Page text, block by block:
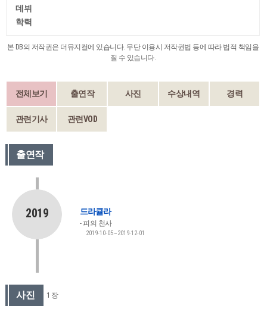
데뷔
학력
본 DB의 저작권은 더뮤지컬에 있습니다. 무단 이용시 저작권법 등에 따라 법적 책임을
질 수 있습니다.
전체보기 출연작 사진 수상내역 경력
관련기사 관련VOD
출연작
2019 드라큘라
피의 천사
2019-10-05~2019-12-01
사진 1 장